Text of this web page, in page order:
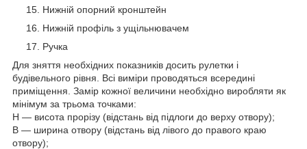
Нижній опорний кронштейн
Нижній профіль з ущільнювачем
Ручка
Для зняття необхідних показників досить рулетки і
будівельного рівня. Всі виміри проводяться всередині
приміщення. Замір кожної величини необхідно виробляти як
мінімум за трьома точками:
H — висота прорізу (відстань від підлоги до верху отвору);
B — ширина отвору (відстань від лівого до правого краю
отвору);